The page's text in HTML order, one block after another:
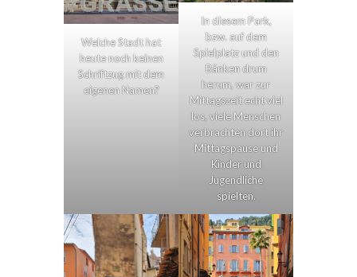
Welche Stadt hat
heute noch keinen
Schriftzug mit dem
eigenen Namen?
In diesem Park,
bzw. auf dem
Spielplatz und den
Bänken drum
herum, war zur
Mittagszeit echt viel
los, viele Menschen
verbrachten dort ihr
Mittagspause und
Kinder und
Jugendliche
spielten.